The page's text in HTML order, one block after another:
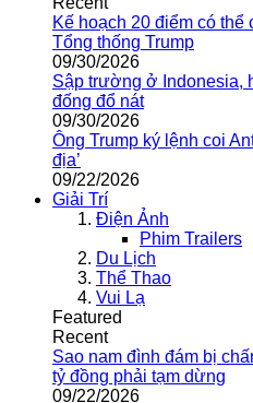
Kế hoạch 20 điểm có
Tổng thống Trump
09/30/2026
Sập trường ở Indonesia,
đống đổ nát
09/30/2026
Ông Trump ký lệnh coi
địa’
09/22/2026
Giải Trí
Điện Ảnh
Phim Trailers
Du Lịch
Thể Thao
Vui Lạ
Featured
Recent
Sao nam đình đám bị
tỷ đồng phải tạm dừng
09/22/2026